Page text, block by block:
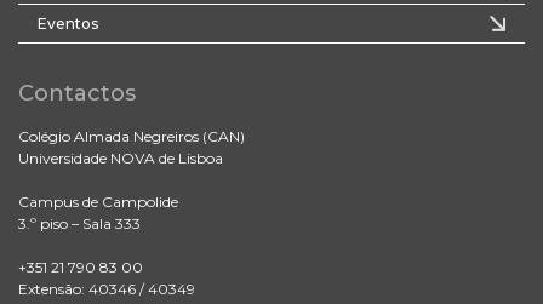
Eventos
Contactos
Colégio Almada Negreiros (CAN)
Universidade NOVA de Lisboa
Campus de Campolide
3.º piso – Sala 333
+351 21 790 83 00
Extensão: 40346 / 40349